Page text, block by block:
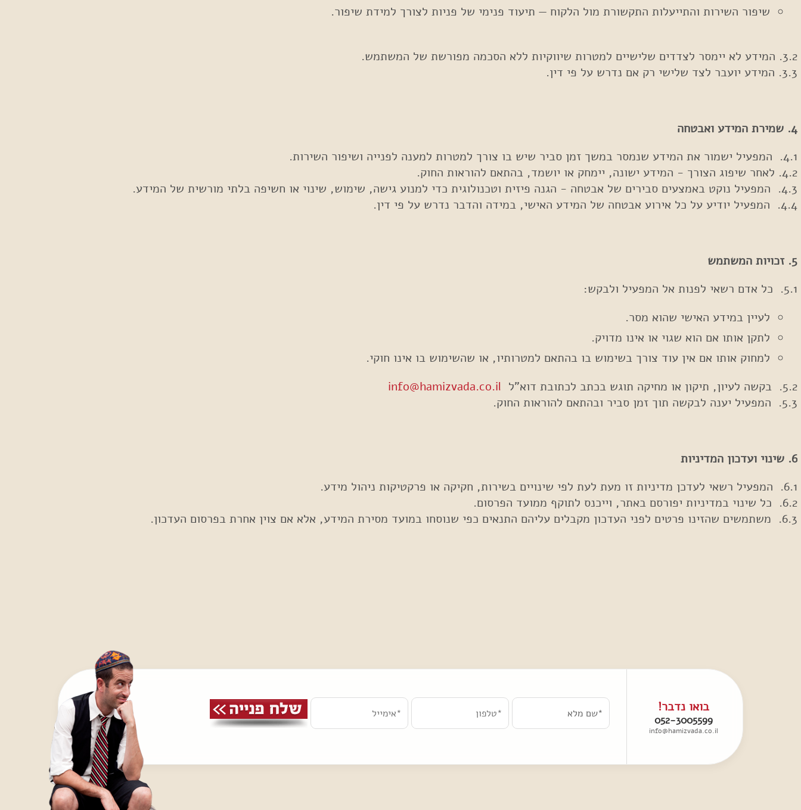
שיפור השירות והתייעלות התקשורת מול הלקוח — תיעוד פנימי של פניות לצורך למידת שיפור.
3.2. המידע לא יימסר לצדדים שלישיים למטרות שיווקיות ללא הסכמה מפורשת של המשתמש.
3.3. המידע יועבר לצד שלישי רק אם נדרש על פי דין.
4. שמירת המידע ואבטחה
4.1. המפעיל ישמור את המידע שנמסר במשך זמן סביר שיש בו צורך למטרות למענה לפנייה ושיפור השירות.
4.2. לאחר שיפוג הצורך - המידע ישונה, יימחק או יושמד, בהתאם להוראות החוק.
4.3. המפעיל נוקט באמצעים סבירים של אבטחה - הגנה פיזית וטכנולוגית כדי למנוע גישה, שימוש, שינוי או חשיפה בלתי מורשית של המידע.
4.4. המפעיל יודיע על כל אירוע אבטחה של המידע האישי, במידה והדבר נדרש על פי דין.
5. זכויות המשתמש
5.1. כל אדם רשאי לפנות אל המפעיל ולבקש:
לעיין במידע האישי שהוא מסר.
לתקן אותו אם הוא שגוי או אינו מדויק.
למחוק אותו אם אין עוד צורך בשימוש בו בהתאם למטרותיו, או שהשימוש בו אינו חוקי.
5.2. בקשה לעיון, תיקון או מחיקה תוגש בכתב לכתובת דוא"ל
info@hamizvada.co.il
5.3. המפעיל יענה לבקשה תוך זמן סביר ובהתאם להוראות החוק.
6. שינוי ועדכון המדיניות
6.1. המפעיל רשאי לעדכן מדיניות זו מעת לעת לפי שינויים בשירות, חקיקה או פרקטיקות ניהול מידע.
6.2. כל שינוי במדיניות יפורסם באתר, וייכנס לתוקף ממועד הפרסום.
6.3. משתמשים שהזינו פרטים לפני העדכון מקבלים עליהם התנאים כפי שנוסחו במועד מסירת המידע, אלא אם צוין אחרת בפרסום העדכון.
בואו נדבר!
052-3005599
info@hamizvada.co.il